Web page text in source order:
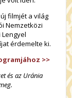
filmjét a világ
Nemzetközi
érdemelte ki.
>>
és az Uránia